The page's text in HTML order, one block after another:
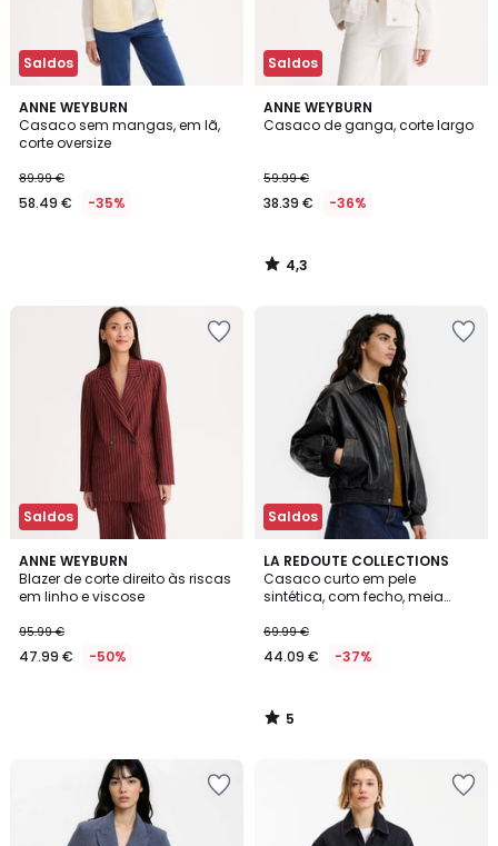
Saldos
ANNE WEYBURN
Casaco sem mangas, em lã,
corte oversize
89.99 €
58.49 € -35%
Saldos
ANNE WEYBURN
Casaco de ganga, corte largo
59.99 €
38.39 € -36%
4,3
/ 5
4,3
/
Saldos
ANNE WEYBURN
Blazer de corte direito às riscas
em linho e viscose
95.99 €
47.99 € -50%
Saldos
LA REDOUTE COLLECTIONS
Casaco curto em pele
sintética, com fecho, meia
69.99 €
44.09 € -37%
5
/
5
5
/